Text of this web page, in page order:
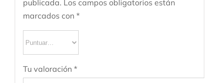
publicada. Los campos obligatorios están
marcados con *
Tu valoración *